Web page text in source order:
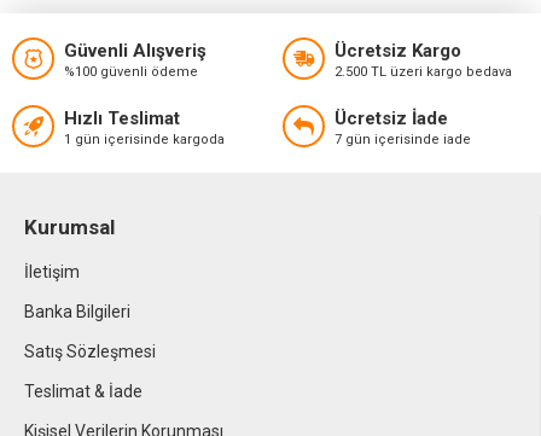
Güvenli Alışveriş
%100 güvenli ödeme
Ücretsiz Kargo
2.500 TL üzeri kargo bedava
Hızlı Teslimat
1 gün içerisinde kargoda
Ücretsiz İade
7 gün içerisinde iade
Kurumsal
İletişim
Banka Bilgileri
Satış Sözleşmesi
Teslimat & İade
Kişisel Verilerin Korunması